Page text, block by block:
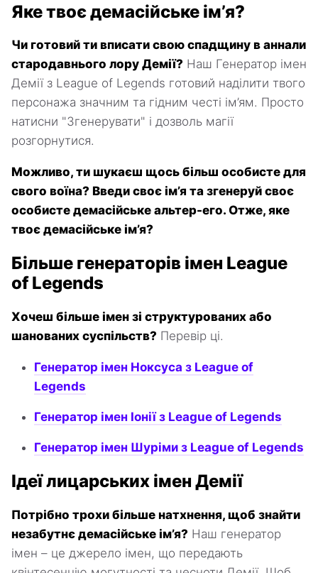
Яке твоє демасійське ім’я?
Чи готовий ти вписати свою спадщину в аннали
стародавнього лору Демії? Наш Генератор імен
Демії з League of Legends готовий наділити твого
персонажа значним та гідним честі ім’ям. Просто
натисни "Згенерувати" і дозволь магії
розгорнутися.
Можливо, ти шукаєш щось більш особисте для
свого воїна? Введи своє ім’я та згенеруй своє
особисте демасійське альтер-его. Отже, яке
твоє демасійське ім’я?
Більше генераторів імен League
of Legends
Хочеш більше імен зі структурованих або
шанованих суспільств? Перевір ці.
Генератор імен Ноксуса з League of
Legends
Генератор імен Іонії з League of Legends
Генератор імен Шуріми з League of Legends
Ідеї лицарських імен Демії
Потрібно трохи більше натхнення, щоб знайти
незабутнє демасійське ім’я? Наш генератор
імен – це джерело імен, що передають